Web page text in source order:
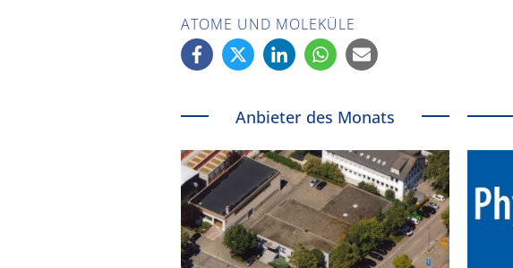
ATOME UND MOLEKÜLE
Anbieter des Monats